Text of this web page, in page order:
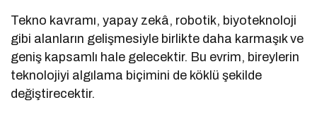
Tekno kavramı, yapay zekâ, robotik, biyoteknoloji
gibi alanların gelişmesiyle birlikte daha karmaşık ve
geniş kapsamlı hale gelecektir. Bu evrim, bireylerin
teknolojiyi algılama biçimini de köklü şekilde
değiştirecektir.